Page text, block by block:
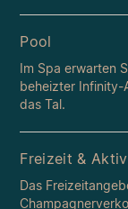
Pool
Im Spa erwarten
beheizter Infinity-
das Tal.
Freizeit &
Das